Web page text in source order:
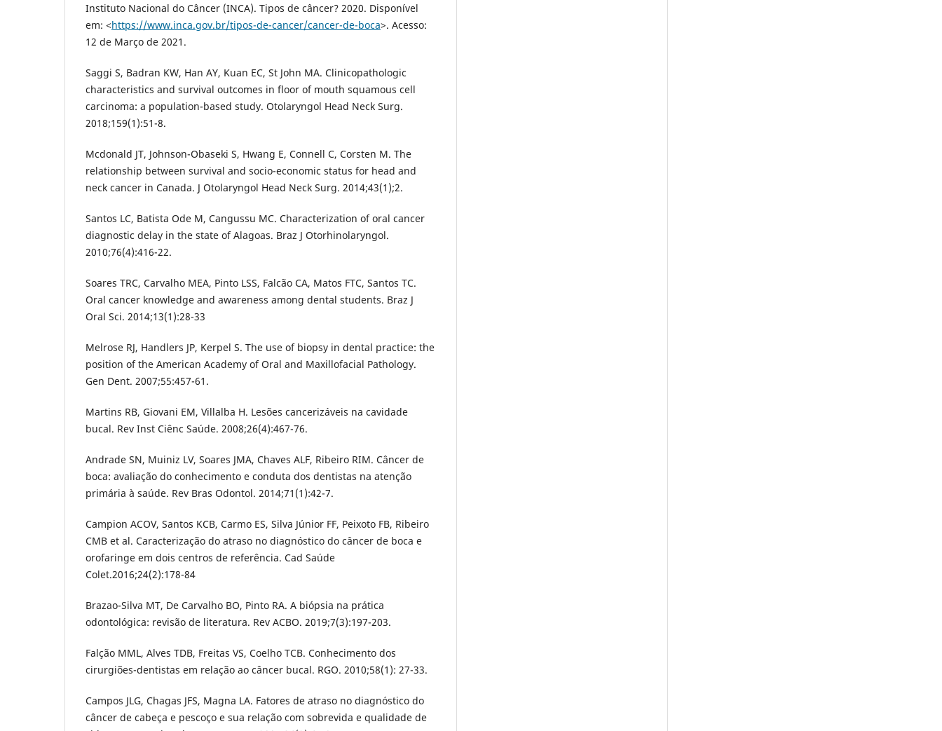
Instituto Nacional do Câncer (INCA). Tipos de câncer? 2020. Disponível
em: <https://www.inca.gov.br/tipos-de-cancer/cancer-de-boca>. Acesso:
12 de Março de 2021.
Saggi S, Badran KW, Han AY, Kuan EC, St John MA. Clinicopathologic
characteristics and survival outcomes in floor of mouth squamous cell
carcinoma: a population-based study. Otolaryngol Head Neck Surg.
2018;159(1):51-8.
Mcdonald JT, Johnson-Obaseki S, Hwang E, Connell C, Corsten M. The
relationship between survival and socio-economic status for head and
neck cancer in Canada. J Otolaryngol Head Neck Surg. 2014;43(1);2.
Santos LC, Batista Ode M, Cangussu MC. Characterization of oral cancer
diagnostic delay in the state of Alagoas. Braz J Otorhinolaryngol.
2010;76(4):416-22.
Soares TRC, Carvalho MEA, Pinto LSS, Falcão CA, Matos FTC, Santos TC.
Oral cancer knowledge and awareness among dental students. Braz J
Oral Sci. 2014;13(1):28-33
Melrose RJ, Handlers JP, Kerpel S. The use of biopsy in dental practice: the
position of the American Academy of Oral and Maxillofacial Pathology.
Gen Dent. 2007;55:457-61.
Martins RB, Giovani EM, Villalba H. Lesões cancerizáveis na cavidade
bucal. Rev Inst Ciênc Saúde. 2008;26(4):467-76.
Andrade SN, Muiniz LV, Soares JMA, Chaves ALF, Ribeiro RIM. Câncer de
boca: avaliação do conhecimento e conduta dos dentistas na atenção
primária à saúde. Rev Bras Odontol. 2014;71(1):42-7.
Campion ACOV, Santos KCB, Carmo ES, Silva Júnior FF, Peixoto FB, Ribeiro
CMB et al. Caracterização do atraso no diagnóstico do câncer de boca e
orofaringe em dois centros de referência. Cad Saúde
Colet.2016;24(2):178-84
Brazao-Silva MT, De Carvalho BO, Pinto RA. A biópsia na prática
odontológica: revisão de literatura. Rev ACBO. 2019;7(3):197-203.
Falção MML, Alves TDB, Freitas VS, Coelho TCB. Conhecimento dos
cirurgiões-dentistas em relação ao câncer bucal. RGO. 2010;58(1): 27-33.
Campos JLG, Chagas JFS, Magna LA. Fatores de atraso no diagnóstico do
câncer de cabeça e pescoço e sua relação com sobrevida e qualidade de